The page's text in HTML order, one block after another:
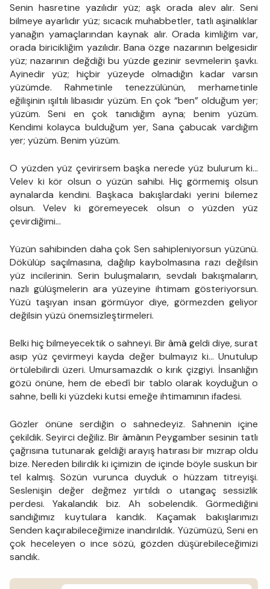
Senin hasretine yazılıdır yüz; aşk orada alev alır. Seni
bilmeye ayarlıdır yüz; sıcacık muhabbetler, tatlı aşinalıklar
yanağın yamaçlarından kaynak alır. Orada kimliğim var,
orada biricikliğim yazılıdır. Bana özge nazarının belgesidir
yüz; nazarının değdiği bu yüzde gezinir sevmelerin şavkı.
Ayinedir yüz; hiçbir yüzeyde olmadığın kadar varsın
yüzümde. Rahmetinle tenezzülünün, merhametinle
eğilişinin ışıltılı libasıdır yüzüm. En çok “ben” olduğum yer;
yüzüm. Seni en çok tanıdığım ayna; benim yüzüm.
Kendimi kolayca bulduğum yer, Sana çabucak vardığım
yer; yüzüm. Benim yüzüm.
O yüzden yüz çevirirsem başka nerede yüz bulurum ki…
Velev ki kör olsun o yüzün sahibi. Hiç görmemiş olsun
aynalarda kendini. Başkaca bakışlardaki yerini bilemez
olsun. Velev ki göremeyecek olsun o yüzden yüz
çevirdiğimi…
Yüzün sahibinden daha çok Sen sahipleniyorsun yüzünü.
Dökülüp saçılmasına, dağılıp kaybolmasına razı değilsin
yüz incilerinin. Serin buluşmaların, sevdalı bakışmaların,
nazlı gülüşmelerin ara yüzeyine ihtimam gösteriyorsun.
Yüzü taşıyan insan görmüyor diye, görmezden geliyor
değilsin yüzü önemsizleştirmeleri.
Belki hiç bilmeyecektik o sahneyi. Bir âmâ geldi diye, surat
asıp yüz çevirmeyi kayda değer bulmayız ki… Unutulup
örtülebilirdi üzeri. Umursamazdık o kırık çizgiyi. İnsanlığın
gözü önüne, hem de ebedî bir tablo olarak koyduğun o
sahne, belli ki yüzdeki kutsi emeğe ihtimamının ifadesi.
Gözler önüne serdiğin o sahnedeyiz. Sahnenin içine
çekildik. Seyirci değiliz. Bir âmânın Peygamber sesinin tatlı
çağrısına tutunarak geldiği arayış hatırası bir mızrap oldu
bize. Nereden bilirdik ki içimizin de içinde böyle suskun bir
tel kalmış. Sözün vurunca duyduk o hüzzam titreyişi.
Seslenişin değer değmez yırtıldı o utangaç sessizlik
perdesi. Yakalandık biz. Ah sobelendik. Görmediğini
sandığımız kuytulara kandık. Kaçamak bakışlarımızı
Senden kaçırabileceğimize inandırıldık. Yüzümüzü, Seni en
çok heceleyen o ince sözü, gözden düşürebileceğimizi
sandık.